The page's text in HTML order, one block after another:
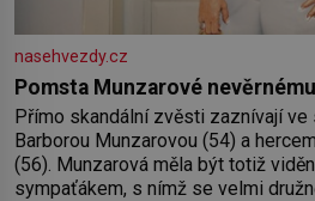
nasehvezdy.cz
Pomsta Munzarové
Přímo skandální zvěsti zaznívají
Barborou Munzarovou (54) a
(56). Munzarová měla být totiž
sympaťákem, s nímž se velmi